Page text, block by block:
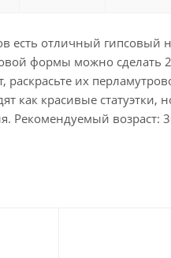
есть отличный гипсовый
формы можно сделать 2
раскрасьте их
как красивые статуэтки,
Рекомендуемый возраст: